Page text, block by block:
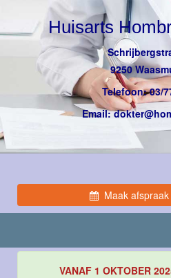
Huisarts
9250
Telefoon: 03/
Email:
Maak afspraak
VANAF 1 OKTOBER